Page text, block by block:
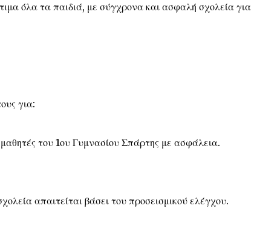
όλα τα παιδιά, με σύγχρονα και ασφαλή σχολεία για
για:
του 1ου Γυμνασίου Σπάρτης με ασφάλεια.
απαιτείται βάσει του προσεισμικού ελέγχου.